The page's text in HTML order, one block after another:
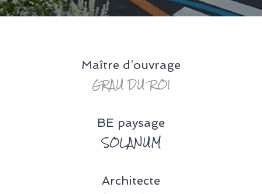
Maître d’ouvrage
GRAU DU ROI
BE paysage
SOLANUM
Architecte